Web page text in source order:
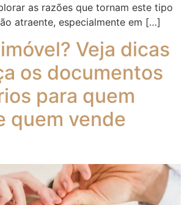
as razões que tornam este tipo
atraente, especialmente em […]
Veja dicas
os documentos
para quem
quem vende